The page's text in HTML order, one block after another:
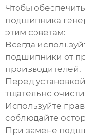
Чтобы
подшипника
этим советам:
Всегда
подшипники от
производителей.
Перед
тщательно
Используйте
соблюдайте
При замене